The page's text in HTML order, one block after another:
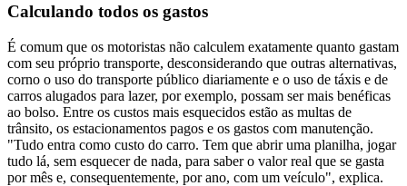
Calculando todos os gastos
É comum que os motoristas não calculem exatamente quanto gastam
com seu próprio transporte, desconsiderando que outras alternativas,
corno o uso do transporte público diariamente e o uso de táxis e de
carros alugados para lazer, por exemplo, possam ser mais benéficas
ao bolso. Entre os custos mais esquecidos estão as multas de
trânsito, os estacionamentos pagos e os gastos com manutenção.
"Tudo entra como custo do carro. Tem que abrir uma planilha, jogar
tudo lá, sem esquecer de nada, para saber o valor real que se gasta
por mês e, consequentemente, por ano, com um veículo", explica.